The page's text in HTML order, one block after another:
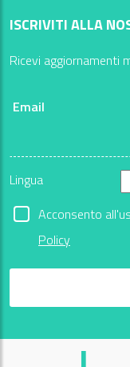
ISCRIVITI ALLA
Ricevi aggiornamenti
Email
Lingua
Acconsento
Policy